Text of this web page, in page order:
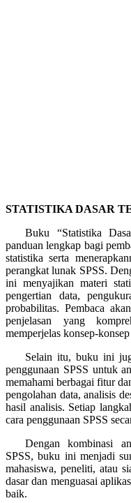
STATISTIKA DASAR
Buku “Statistika
panduan lengkap bagi
statistika serta
perangkat lunak SPSS.
ini menyajikan materi
pengertian data,
probabilitas. Pembaca
penjelasan yang
memperjelas konsep-
Selain itu, buku ini
penggunaan SPSS untuk
memahami berbagai fitur
pengolahan data, analisis
hasil analisis. Setiap
cara penggunaan SPSS
Dengan kombinasi
SPSS, buku ini menjadi
mahasiswa, peneliti, atau
dasar dan menguasai
baik.